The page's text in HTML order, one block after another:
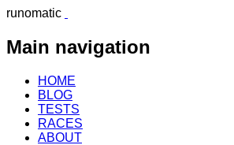
runomatic
Main navigation
HOME
BLOG
TESTS
RACES
ABOUT